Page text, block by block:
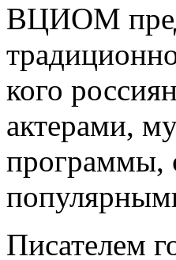
ВЦИОМ
кого
актерами,
программы,
Писателем